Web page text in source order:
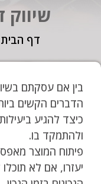
שיווק
דף הבית
בין אם עסקתם
הדברים הקשים
כיצד להגיע
ולהתמקד בו.
פיתוח המוצר מאפס
יעזרו, אם לא